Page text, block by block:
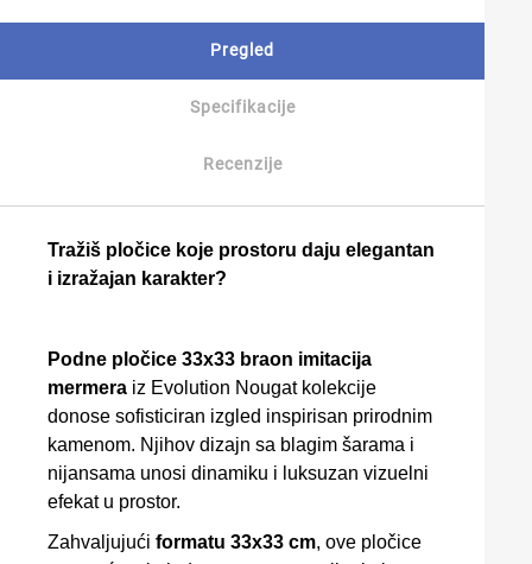
Pregled
Specifikacije
Recenzije
Tražiš pločice koje prostoru daju elegantan
i izražajan karakter?
Podne pločice 33x33 braon imitacija
mermera iz Evolution Nougat kolekcije
donose sofisticiran izgled inspirisan prirodnim
kamenom. Njihov dizajn sa blagim šarama i
nijansama unosi dinamiku i luksuzan vizuelni
efekat u prostor.
Zahvaljujući formatu 33x33 cm, ove pločice